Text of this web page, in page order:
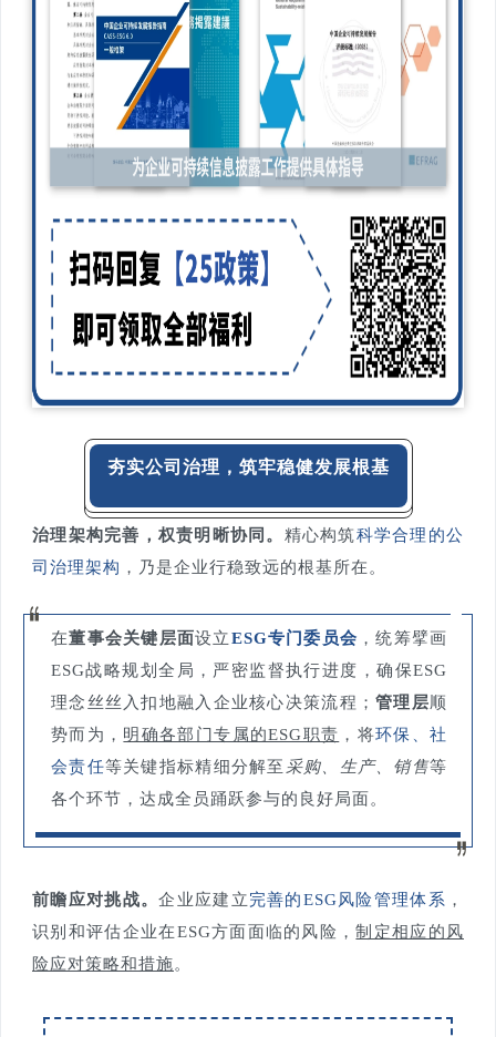
夯实公司治理，筑牢稳健发展根基
治理架构完善，权责明晰协同。 精心构筑科学合理的公
司治理架构 ，乃是企业行稳致远的根基所在。
在董事会关键层面设立ESG专门委员会 ，统筹擘画
ESG战略规划全局，严密监督执行进度，确保ESG
理念丝丝入扣地融入企业核心决策流程； 管理层顺
势而为， 明确各部门专属的ESG职责 ，将环保、社
会责任等关键指标精细分解至 采购、生产、销售等
各个环节，达成全员踊跃参与的良好局面。
前瞻应对挑战。企业应建立完善的ESG风险管理体系 ，
识别和评估企业在ESG方面面临的风险，制定相应的风
险应对策略和措施。